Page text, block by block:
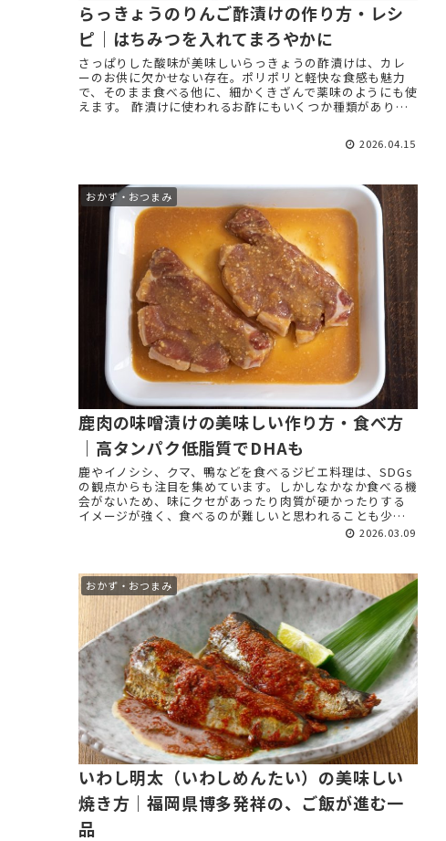
らっきょうのりんご酢漬けの作り方・レシ
ピ｜はちみつを入れてまろやかに
さっぱりした酸味が美味しいらっきょうの酢漬けは、カレ
ーのお供に欠かせない存在。ポリポリと軽快な食感も魅力
で、そのまま食べる他に、細かくきざんで薬味のようにも使
えます。 酢漬けに使われるお酢にもいくつか種類がありま
2026.04.15
おかず・おつまみ
鹿肉の味噌漬けの美味しい作り方・食べ方
｜高タンパク低脂質でDHAも
鹿やイノシシ、クマ、鴨などを食べるジビエ料理は、SDGs
の観点からも注目を集めています。しかしなかなか食べる機
会がないため、味にクセがあったり肉質が硬かったりする
イメージが強く、食べるのが難しいと思われることも少な
2026.03.09
おかず・おつまみ
いわし明太（いわしめんたい）の美味しい
焼き方｜福岡県博多発祥の、ご飯が進む一
品